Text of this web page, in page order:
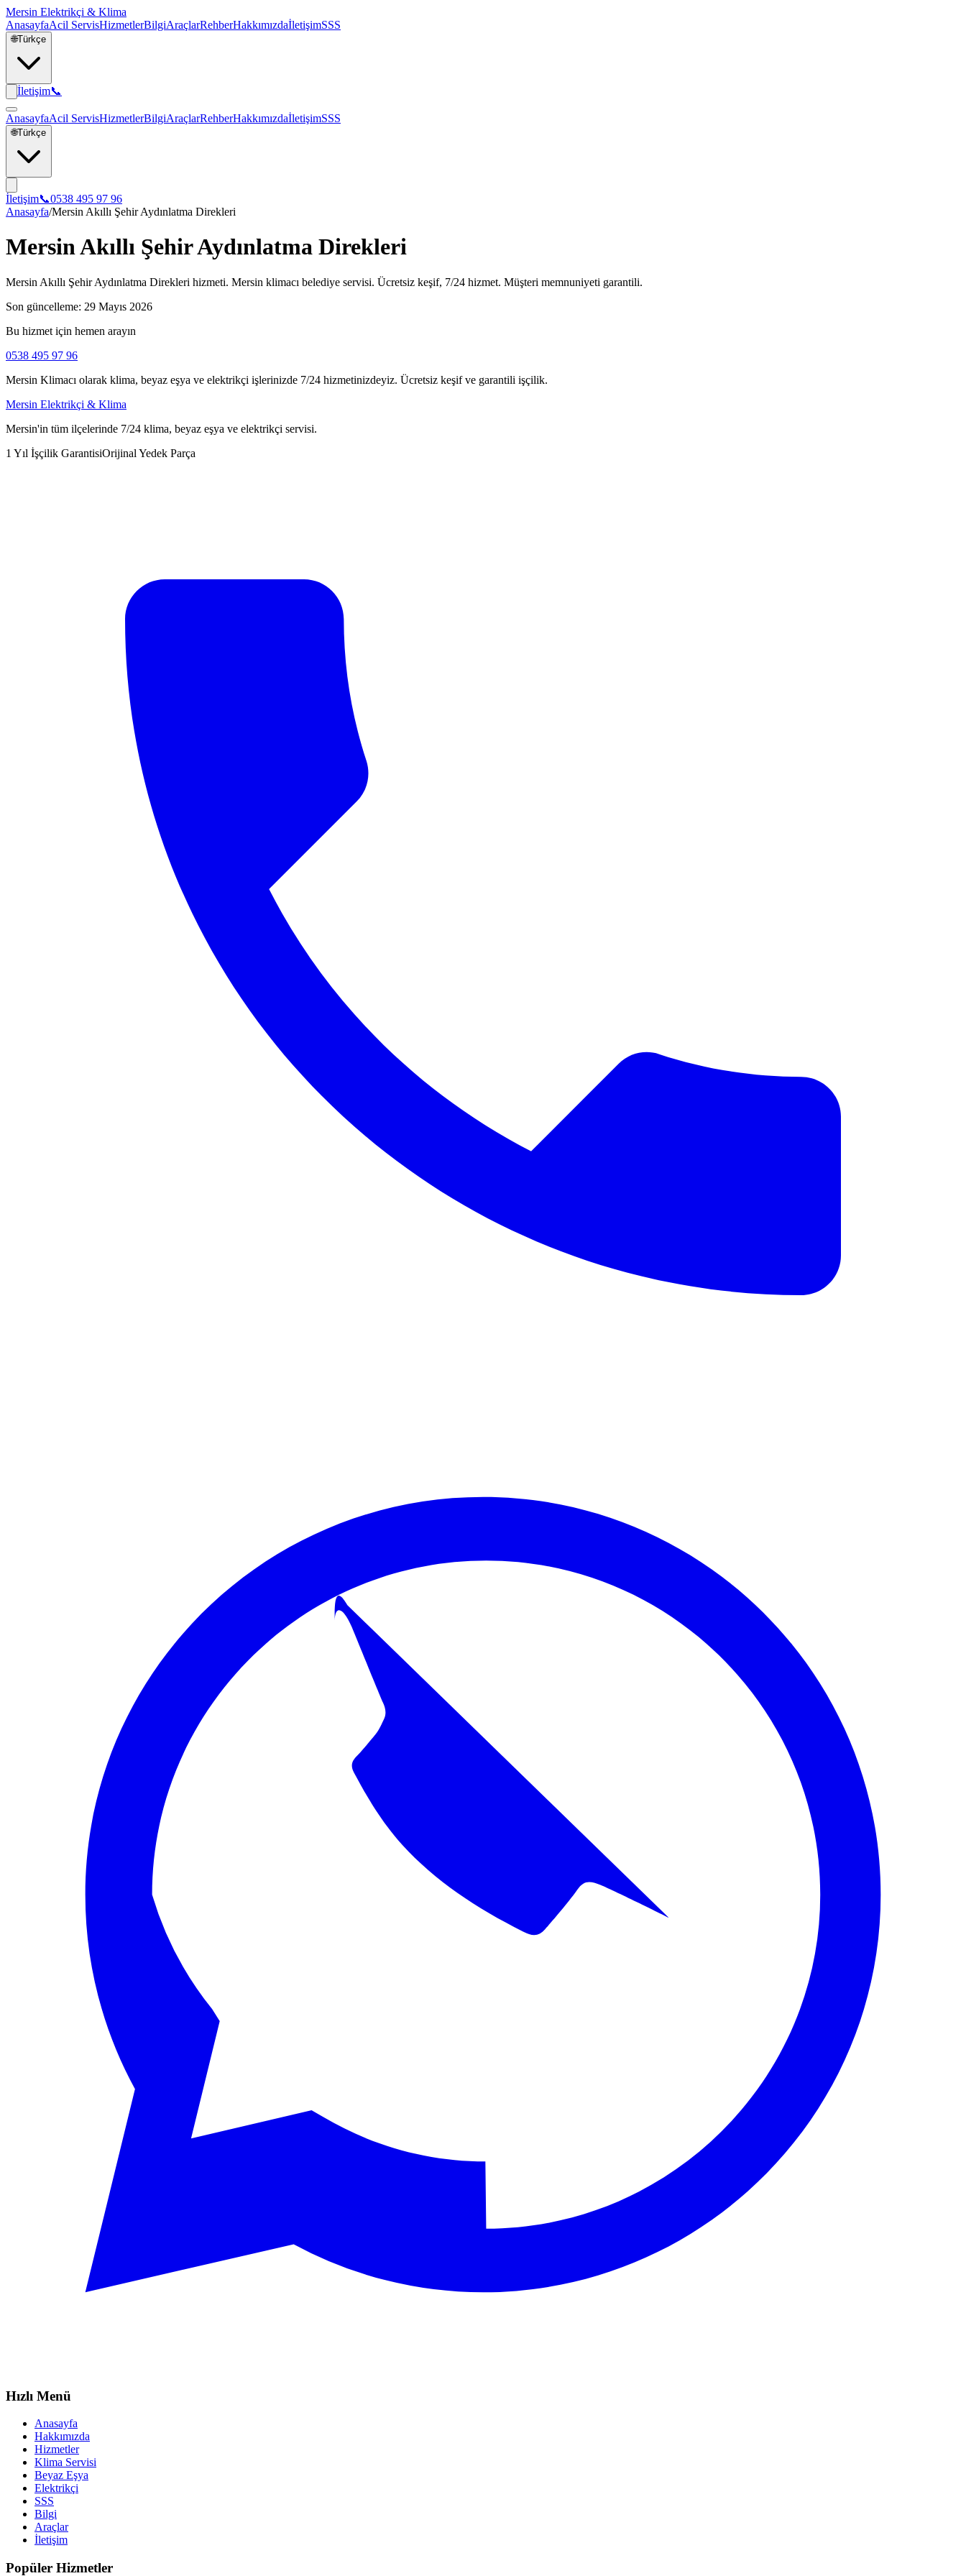
Mersin Elektrikçi & Klima
AnasayfaAcil ServisHizmetlerBilgiAraçlarRehberHakkımızdaİletişimSSS
🌐Türkçe
İletişim📞
AnasayfaAcil ServisHizmetlerBilgiAraçlarRehberHakkımızdaİletişimSSS
🌐Türkçe
İletişim📞0538 495 97 96
Anasayfa/Mersin Akıllı Şehir Aydınlatma Direkleri
Mersin Akıllı Şehir Aydınlatma Direkleri
Mersin Akıllı Şehir Aydınlatma Direkleri hizmeti. Mersin klimacı belediye servisi. Ücretsiz keşif, 7/24 hizmet. Müşteri memnuniyeti garantili.
Son güncelleme: 29 Mayıs 2026
Bu hizmet için hemen arayın
0538 495 97 96
Mersin Klimacı olarak klima, beyaz eşya ve elektrikçi işlerinizde 7/24 hizmetinizdeyiz. Ücretsiz keşif ve garantili işçilik.
Mersin Elektrikçi & Klima
Mersin'in tüm ilçelerinde 7/24 klima, beyaz eşya ve elektrikçi servisi.
1 Yıl İşçilik GarantisiOrijinal Yedek Parça
Hızlı Menü
Anasayfa
Hakkımızda
Hizmetler
Klima Servisi
Beyaz Eşya
Elektrikçi
SSS
Bilgi
Araçlar
İletişim
Popüler Hizmetler